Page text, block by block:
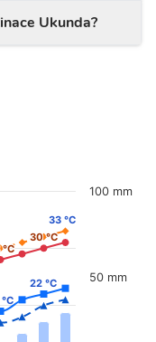
Ukunda?
30 °C
30 °C
33 °C
33 °C
22 °C
22 °C 50 mm
100 mm